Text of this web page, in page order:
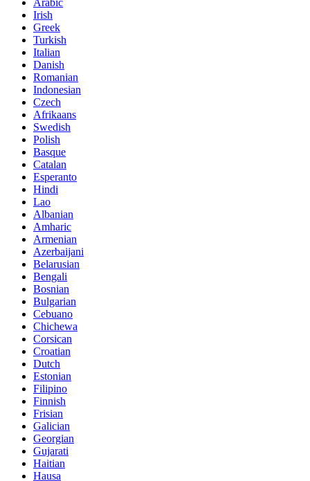
Irish
Greek
Turkish
Italian
Danish
Romanian
Indonesian
Czech
Afrikaans
Swedish
Polish
Basque
Catalan
Esperanto
Hindi
Lao
Albanian
Amharic
Armenian
Azerbaijani
Belarusian
Bengali
Bosnian
Bulgarian
Cebuano
Chichewa
Corsican
Croatian
Dutch
Estonian
Filipino
Finnish
Frisian
Galician
Georgian
Gujarati
Haitian
Hausa